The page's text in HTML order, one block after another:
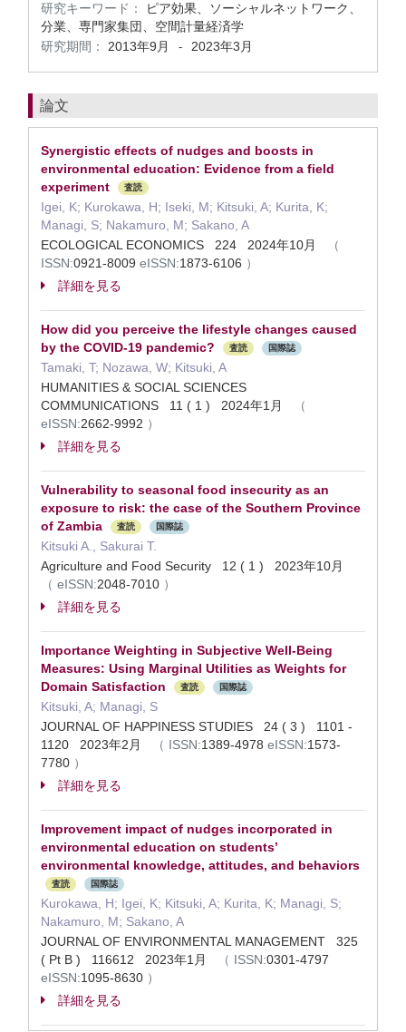
研究キーワード：
ピア効果、ソーシャルネットワーク、
分業、専門家集団、空間計量経済学
研究期間：
2013年9月 - 2023年3月
論文
Synergistic effects of nudges and boosts in
environmental education: Evidence from a field
experiment
査読
Igei, K; Kurokawa, H; Iseki, M; Kitsuki, A; Kurita, K;
Managi, S; Nakamuro, M; Sakano, A
ECOLOGICAL ECONOMICS 224 2024年10月
（
ISSN:0921-8009 eISSN:1873-6106 ）
詳細を見る
How did you perceive the lifestyle changes caused
by the COVID-19 pandemic?
査読 国際誌
Tamaki, T; Nozawa, W; Kitsuki, A
HUMANITIES & SOCIAL SCIENCES
COMMUNICATIONS 11 ( 1 ) 2024年1月
（
eISSN:2662-9992 ）
詳細を見る
Vulnerability to seasonal food insecurity as an
exposure to risk: the case of the Southern Province
of Zambia
査読 国際誌
Kitsuki A., Sakurai T.
Agriculture and Food Security 12 ( 1 ) 2023年10月
（ eISSN:2048-7010 ）
詳細を見る
Importance Weighting in Subjective Well-Being
Measures: Using Marginal Utilities as Weights for
Domain Satisfaction
査読 国際誌
Kitsuki, A; Managi, S
JOURNAL OF HAPPINESS STUDIES 24 ( 3 ) 1101 -
1120 2023年2月
（ ISSN:1389-4978 eISSN:1573-
7780 ）
詳細を見る
Improvement impact of nudges incorporated in
environmental education on students’
environmental knowledge, attitudes, and behaviors
査読 国際誌
Kurokawa, H; Igei, K; Kitsuki, A; Kurita, K; Managi, S;
Nakamuro, M; Sakano, A
JOURNAL OF ENVIRONMENTAL MANAGEMENT 325
( Pt B ) 116612 2023年1月
（ ISSN:0301-4797
eISSN:1095-8630 ）
詳細を見る